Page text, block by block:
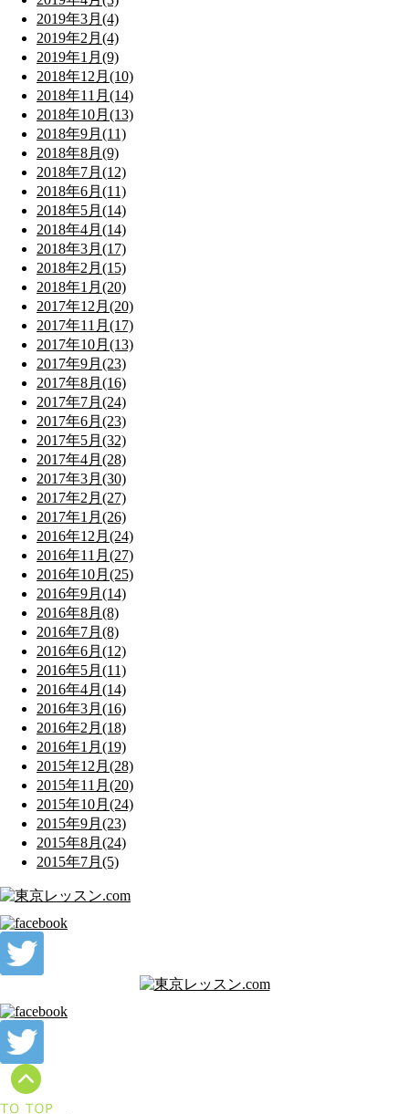
2019年3月(4)
2019年2月(4)
2019年1月(9)
2018年12月(10)
2018年11月(14)
2018年10月(13)
2018年9月(11)
2018年8月(9)
2018年7月(12)
2018年6月(11)
2018年5月(14)
2018年4月(14)
2018年3月(17)
2018年2月(15)
2018年1月(20)
2017年12月(20)
2017年11月(17)
2017年10月(13)
2017年9月(23)
2017年8月(16)
2017年7月(24)
2017年6月(23)
2017年5月(32)
2017年4月(28)
2017年3月(30)
2017年2月(27)
2017年1月(26)
2016年12月(24)
2016年11月(27)
2016年10月(25)
2016年9月(14)
2016年8月(8)
2016年7月(8)
2016年6月(12)
2016年5月(11)
2016年4月(14)
2016年3月(16)
2016年2月(18)
2016年1月(19)
2015年12月(28)
2015年11月(20)
2015年10月(24)
2015年9月(23)
2015年8月(24)
2015年7月(5)